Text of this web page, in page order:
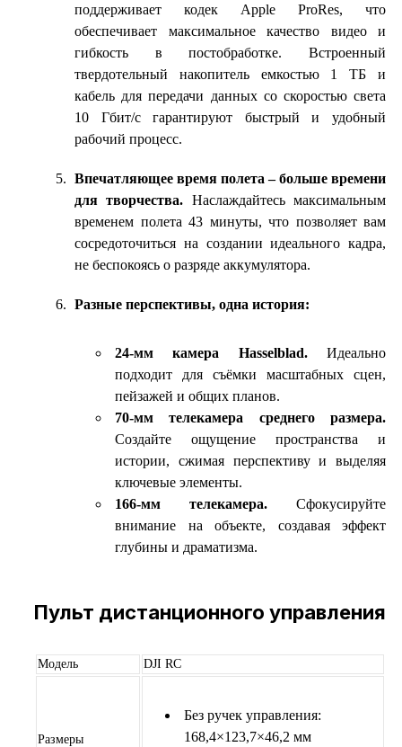
поддерживает кодек Apple ProRes, что
обеспечивает максимальное качество видео и
гибкость в постобработке. Встроенный
твердотельный накопитель емкостью 1 ТБ и
кабель для передачи данных со скоростью света
10 Гбит/с гарантируют быстрый и удобный
рабочий процесс.
Впечатляющее время полета – больше времени
для творчества. Наслаждайтесь максимальным
временем полета 43 минуты, что позволяет вам
сосредоточиться на создании идеального кадра,
не беспокоясь о разряде аккумулятора.
Разные перспективы, одна история:
24-мм камера Hasselblad.Идеально
подходит для съёмки масштабных сцен,
пейзажей и общих планов.
70-мм телекамера среднего размера.
Создайте ощущение пространства и
истории, сжимая перспективу и выделяя
ключевые элементы.
166-мм телекамера. Сфокусируйте
внимание на объекте, создавая эффект
глубины и драматизма.
Пульт дистанционного управления
Модель DJI RC
Размеры
Без ручек управления:
168,4×123,7×46,2 мм